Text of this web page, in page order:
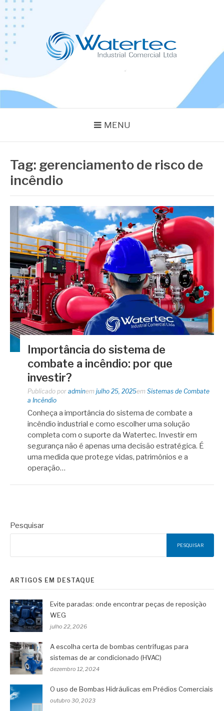
Pular
para
conteúdo
MENU
Tag: gerenciamento de risco de
incêndio
Importância do sistema de
combate a incêndio: por que
investir?
Publicado por adminem julho 25, 2025em Sistemas de Combate
a Incêndio
Conheça a importância do sistema de combate a
incêndio industrial e como escolher uma solução
completa com o suporte da Watertec. Investir em
segurança não é apenas uma decisão estratégica. É
uma medida que protege vidas, patrimônios e a
operação…
Pesquisar
PESQUISAR
ARTIGOS EM DESTAQUE
Evite paradas: onde encontrar peças de reposição
WEG
julho 22, 2026
A escolha certa de bombas centrífugas para
sistemas de ar condicionado (HVAC)
dezembro 12, 2024
O uso de Bombas Hidráulicas em Prédios Comerciais
outubro 30, 2023